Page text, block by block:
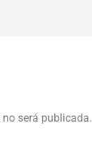
será publicada.